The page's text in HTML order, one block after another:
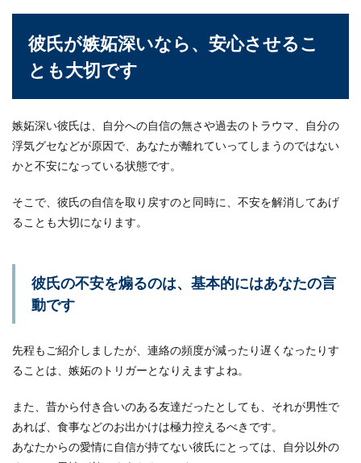
彼氏が嫉妬深いなら、安心させるこ
とも大切です
嫉妬深い彼氏は、自分への自信の無さや過去のトラウマ、自分の
浮気グセなどが原因で、あなたが離れていってしまうのではない
かと不安になっている状態です。
そこで、彼氏の自信を取り戻すのと同時に、不安を解消してあげ
ることも大切になります。
彼氏の不安を煽るのは、基本的にはあなたの言
動です
先程もご紹介しましたが、連絡の頻度が減ったり遅くなったりす
ることは、嫉妬のトリガーとなりえますよね。
また、昔から付き合いのある友達だったとしても、それが男性で
あれば、食事などのお出かけは極力控えるべきです。
あなたからの愛情に自信が持てない彼氏にとっては、自分以外の